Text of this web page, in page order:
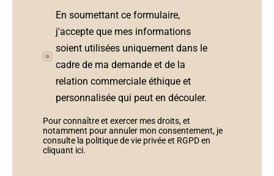
En soumettant ce formulaire,
j'accepte que mes informations
soient utilisées uniquement dans le
cadre de ma demande et de la
relation commerciale éthique et
personnalisée qui peut en découler.
Pour connaître et exercer mes droits, et
notamment pour annuler mon consentement, je
consulte la politique de vie privée et RGPD en
cliquant ici.